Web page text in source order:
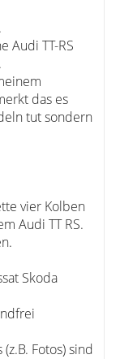
Audi TT-RS
das es
tut sondern
vier Kolben
Audi TT RS.
Skoda
Fotos) sind